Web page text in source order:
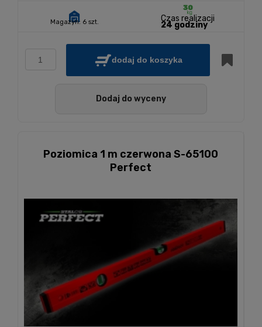
Magazyn: 6 szt. Czas realizacji
24 godziny
dodaj do koszyka
Dodaj do wyceny
Poziomica 1 m czerwona S-65100
Perfect